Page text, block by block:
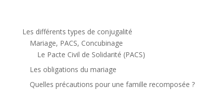
Les différents types de conjugalité
Mariage, PACS, Concubinage
Le Pacte Civil de Solidarité (PACS)
Les obligations du mariage
Quelles précautions pour une famille recomposée ?